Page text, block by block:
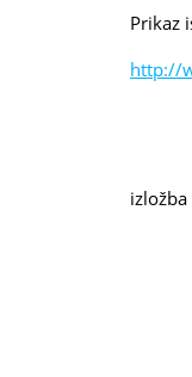
Prikaz
http://
izložba